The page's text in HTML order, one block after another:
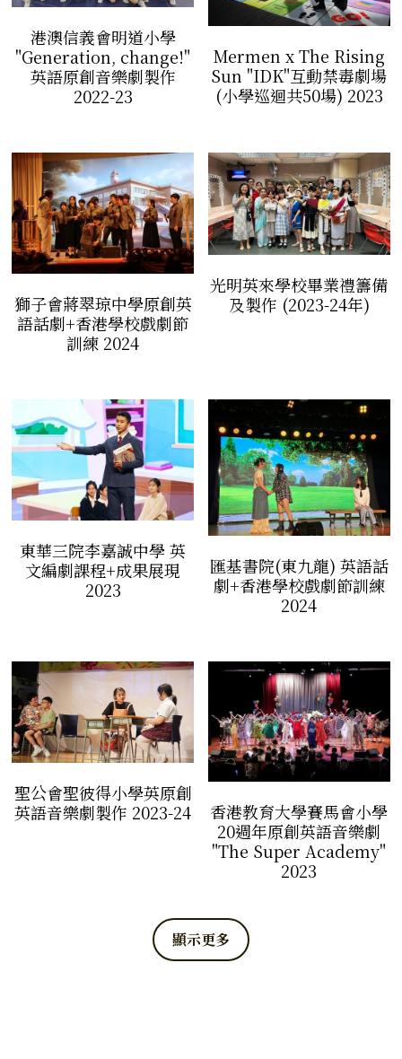
港澳信義會明道小學
"Generation, change!"
英語原創音樂劇製作
2022-23
Mermen x The Rising
Sun "IDK"互動禁毒劇場
(小學巡迴共50場) 2023
獅子會蔣翠琼中學原創英
語話劇+香港學校戲劇節
訓練 2024
光明英來學校畢業禮籌備
及製作 (2023-24年)
東華三院李嘉誠中學 英
文編劇課程+成果展現
2023
匯基書院(東九龍) 英語話
劇+香港學校戲劇節訓練
2024
聖公會聖彼得小學英原創
英語音樂劇製作 2023-24
香港教育大學賽馬會小學
20週年原創英語音樂劇
"The Super Academy"
2023
顯示更多